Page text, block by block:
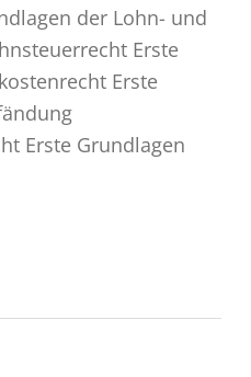
der Lohn- und
Erste
Erste
Erste Grundlagen